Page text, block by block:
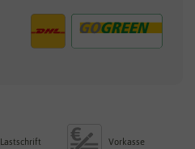
Lastschrift Vorkasse